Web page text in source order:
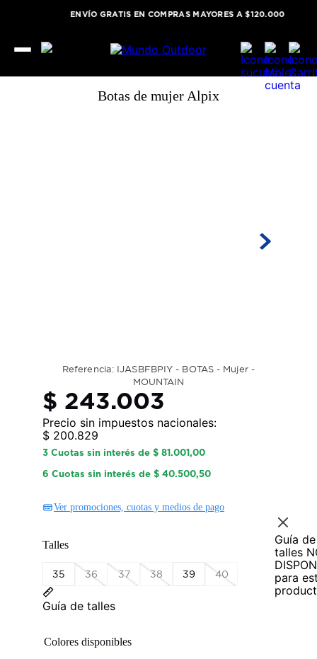
ENVÍO GRATIS EN COMPRAS MAYORES A $120.000
Botas de mujer Alpix
Referencia: IJASBFBPIY - BOTAS - Mujer -
MOUNTAIN
$ 243.003
Precio sin impuestos nacionales:
$ 200.829
3 Cuotas sin interés de $ 81.001,00
6 Cuotas sin interés de $ 40.500,50
Ver promociones, cuotas y medios de pago
35 36 37 38 39 40
Guía de talles
Guía de
talles
para